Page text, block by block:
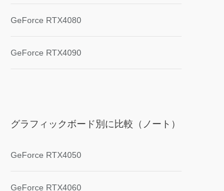
GeForce RTX4080
GeForce RTX4090
グラフィックボード別に比較（ノート）
GeForce RTX4050
GeForce RTX4060